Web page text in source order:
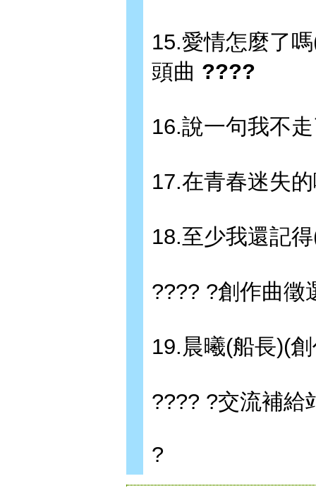
15.愛情怎麼了
頭曲 ????
16.說一句我不
17.在青春迷失
18.至少我還記
???? ?創作曲徵
19.晨曦(船長)(
???? ?交流補給
?